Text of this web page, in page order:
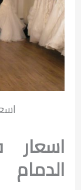
اسعار
الدمام